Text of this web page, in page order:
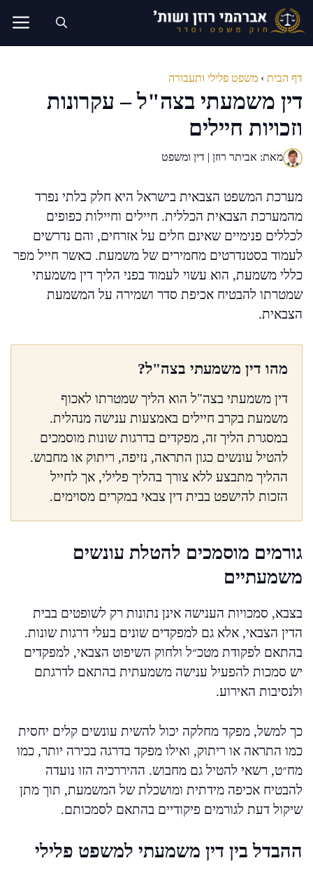
לדלג
לתוכן
דף הבית › משפט פלילי ותעבורה
דין משמעתי בצה"ל – עקרונות
וזכויות חיילים
מאת: אביתר רוזן | דין ומשפט
מערכת המשפט הצבאית בישראל היא חלק בלתי נפרד
מהמערכת הצבאית הכללית. חיילים וחיילות כפופים
לכללים פנימיים שאינם חלים על אזרחים, והם נדרשים
לעמוד בסטנדרטים מחמירים של משמעת. כאשר חייל מפר
כללי משמעת, הוא עשוי לעמוד בפני הליך דין משמעתי
שמטרתו להבטיח אכיפת סדר ושמירה על המשמעת
הצבאית.
מהו דין משמעתי בצה"ל?
דין משמעתי בצה"ל הוא הליך שמטרתו לאכוף
משמעת בקרב חיילים באמצעות ענישה מנהלית.
במסגרת הליך זה, מפקדים בדרגות שונות מוסמכים
להטיל עונשים כגון התראה, נזיפה, ריתוק או מחבוש.
ההליך מתבצע ללא צורך בהליך פלילי, אך לחייל
הזכות להישפט בבית דין צבאי במקרים מסוימים.
גורמים מוסמכים להטלת עונשים
משמעתיים
בצבא, סמכויות הענישה אינן נתונות רק לשופטים בבית
הדין הצבאי, אלא גם למפקדים שונים בעלי דרגות שונות.
בהתאם לפקודת מטכ״ל ולחוק השיפוט הצבאי, למפקדים
יש סמכות להפעיל ענישה משמעתית בהתאם לדרגתם
ולנסיבות האירוע.
כך למשל, מפקד מחלקה יכול להשית עונשים קלים יחסית
כמו התראה או ריתוק, ואילו מפקד בדרגה בכירה יותר, כמו
מח״ט, רשאי להטיל גם מחבוש. ההיררכיה הזו נועדה
להבטיח אכיפה מידתית ומושכלת של המשמעת, תוך מתן
שיקול דעת לגורמים פיקודיים בהתאם לסמכותם.
ההבדל בין דין משמעתי למשפט פלילי